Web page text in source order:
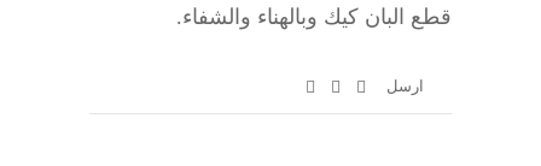
قطع البان كيك وبالهناء والشفاء.
ارسل